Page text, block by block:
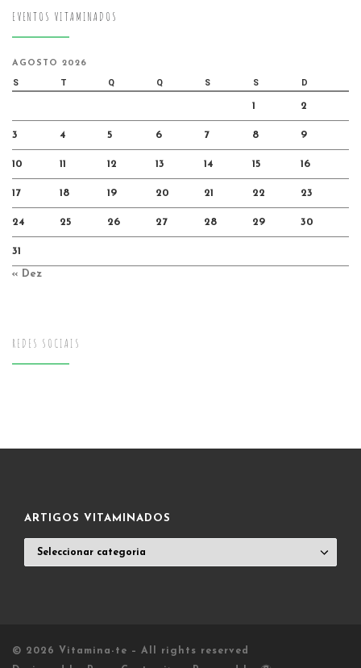
EVENTOS VITAMINADOS
AGOSTO 2026
S T Q Q S S D
1 2
3 4 5 6 7 8 9
10 11 12 13 14 15 16
17 18 19 20 21 22 23
24 25 26 27 28 29 30
31
« Dez
REDES SOCIAIS
ARTIGOS VITAMINADOS
VITAMINADOS
© 2026 Vitamina-te – All rights reserved